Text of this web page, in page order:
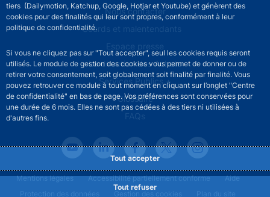
tiers (Dailymotion, Katchup, Google, Hotjar et Youtube) et génèrent des
cookies pour des finalités qui leur sont propres, conformément à leur
politique de confidentialité.
Si vous ne cliquez pas sur "Tout accepter", seul les cookies requis seront
utilisés. Le module de gestion des cookies vous permet de donner ou de
retirer votre consentement, soit globalement soit finalité par finalité. Vous
pouvez retrouver ce module à tout moment en cliquant sur l’onglet "Centre
de confidentialité" en bas de page. Vos préférences sont conservées pour
une durée de 6 mois. Elles ne sont pas cédées à des tiers ni utilisées à
d'autres fins.
Tout accepter
Tout refuser
Footer secondary menuNous contacter
Sourds et malentendants
Espace presse
La direction des Achats
Services Publics +
Glossaire
FAQs
Footer legal notice menu
Mentions légales Accessibilité partiellement conforme
Aide
Protection des données
Gestion des cookies Plan du site